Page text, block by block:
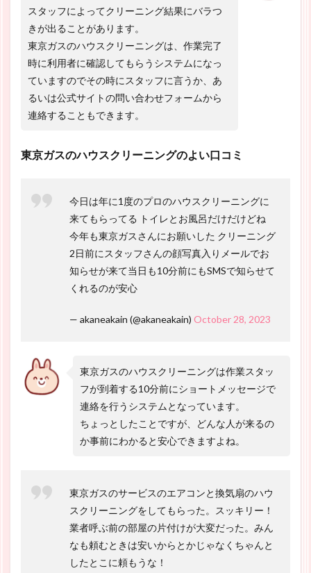
スタッフによってクリーニング結果にバラつ
きが出ることがあります。
東京ガスのハウスクリーニングは、作業完了
時に利用者に確認してもらうシステムになっ
ていますのでその時にスタッフに言うか、あ
るいは公式サイトの問い合わせフォームから
連絡することもできます。
東京ガスのハウスクリーニングのよい口コミ
今日は年に1度のプロのハウスクリーニングに
来てもらってる トイレとお風呂だけだけどね
今年も東京ガスさんにお願いした クリーニング
2日前にスタッフさんの顔写真入りメールでお
知らせが来て当日も10分前にもSMSで知らせて
くれるのが安心
— akaneakain (@akaneakain) October 28, 2023
東京ガスのハウスクリーニングは作業スタッ
フが到着する10分前にショートメッセージで
連絡を行うシステムとなっています。
ちょっとしたことですが、どんな人が来るの
か事前にわかると安心できますよね。
東京ガスのサービスのエアコンと換気扇のハウ
スクリーニングをしてもらった。スッキリー！
業者呼ぶ前の部屋の片付けが大変だった。みん
なも頼むときは安いからとかじゃなくちゃんと
したとこに頼もうな！